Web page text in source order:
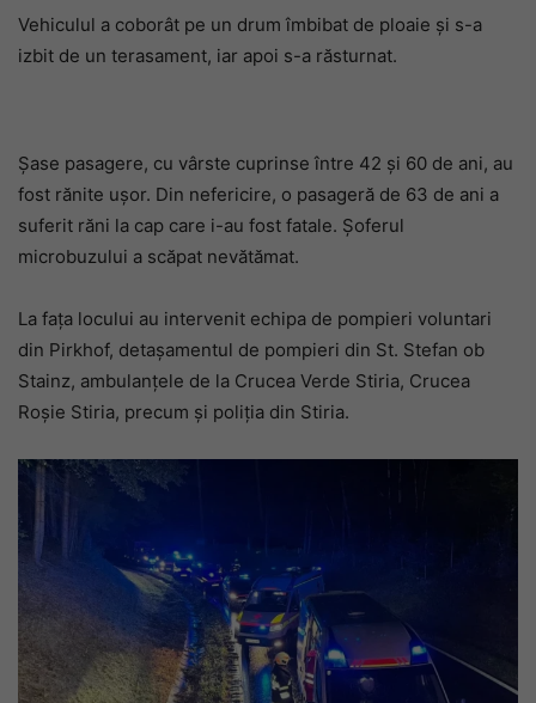
Vehiculul a coborât pe un drum îmbibat de ploaie și s-a
izbit de un terasament, iar apoi s-a răsturnat.
Șase pasagere, cu vârste cuprinse între 42 și 60 de ani, au
fost rănite ușor. Din nefericire, o pasageră de 63 de ani a
suferit răni la cap care i-au fost fatale. Șoferul
microbuzului a scăpat nevătămat.
La fața locului au intervenit echipa de pompieri voluntari
din Pirkhof, detașamentul de pompieri din St. Stefan ob
Stainz, ambulanțele de la Crucea Verde Stiria, Crucea
Roșie Stiria, precum și poliția din Stiria.